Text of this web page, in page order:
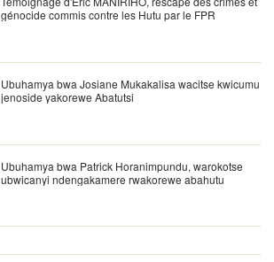
génocide commis contre les Hutu par le FPR
Ubuhamya bwa Josiane Mukakalisa wacitse kwicumu
jenoside yakorewe Abatutsi
Ubuhamya bwa Patrick Horanimpundu, warokotse
ubwicanyi ndengakamere rwakorewe abahutu